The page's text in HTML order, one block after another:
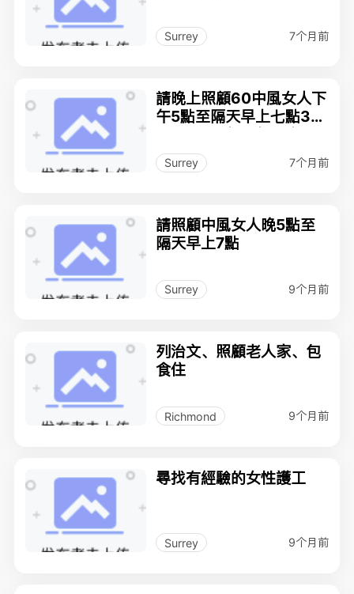
Surrey 7个月前
請晚上照顧60中風女人下
午5點至隔天早上七點3月
午五點30
Surrey 7个月前
請照顧中風女人晚5點至
隔天早上7點
Surrey 9个月前
列治文、照顧老人家、包
食住
Richmond 9个月前
尋找有經驗的女性護工
Surrey 9个月前